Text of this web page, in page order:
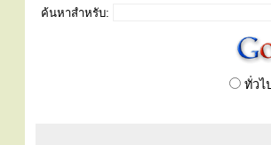
ค้นหาสำหรับ:
ทั่วไป